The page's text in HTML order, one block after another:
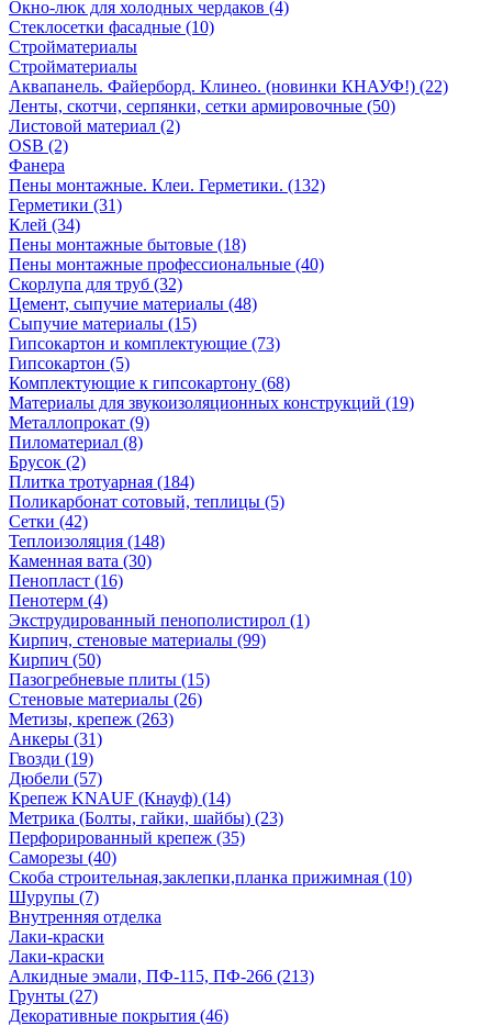
Окно-люк для холодных чердаков (4)
Стеклосетки фасадные (10)
Стройматериалы
Стройматериалы
Аквапанель. Файерборд. Клинео. (новинки КНАУФ!) (22)
Ленты, скотчи, серпянки, сетки армировочные (50)
Листовой материал (2)
OSB (2)
Фанера
Пены монтажные. Клеи. Герметики. (132)
Герметики (31)
Клей (34)
Пены монтажные бытовые (18)
Пены монтажные профессиональные (40)
Скорлупа для труб (32)
Цемент, сыпучие материалы (48)
Сыпучие материалы (15)
Гипсокартон и комплектующие (73)
Гипсокартон (5)
Комплектующие к гипсокартону (68)
Материалы для звукоизоляционных конструкций (19)
Металлопрокат (9)
Пиломатериал (8)
Брусок (2)
Плитка тротуарная (184)
Поликарбонат сотовый, теплицы (5)
Сетки (42)
Теплоизоляция (148)
Каменная вата (30)
Пенопласт (16)
Пенотерм (4)
Экструдированный пенополистирол (1)
Кирпич, стеновые материалы (99)
Кирпич (50)
Пазогребневые плиты (15)
Стеновые материалы (26)
Метизы, крепеж (263)
Анкеры (31)
Гвозди (19)
Дюбели (57)
Крепеж KNAUF (Кнауф) (14)
Метрика (Болты, гайки, шайбы) (23)
Перфорированный крепеж (35)
Саморезы (40)
Скоба строительная,заклепки,планка прижимная (10)
Шурупы (7)
Внутренняя отделка
Лаки-краски
Лаки-краски
Алкидные эмали, ПФ-115, ПФ-266 (213)
Грунты (27)
Декоративные покрытия (46)